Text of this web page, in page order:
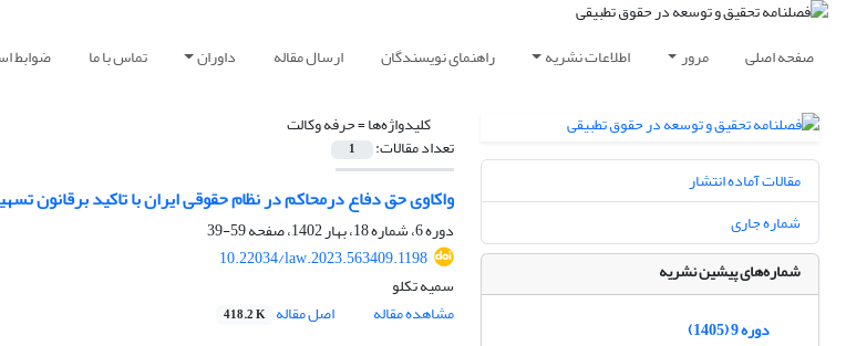
صفحه اصلی مرور اطلاعات نشریه راهنمای نویسندگان ارسال مقاله داوران تماس با ما ضوابط
کلیدواژه‌ها =حرفه وکالت
تعداد مقالات: 1
واکاوی حق دفاع درمحاکم در نظام حقوقی ایران با تاکید برقانون
دوره 6، شماره 18، بهار 1402، صفحه
59-39
10.22034/law.2023.563409.1198
سمیه تکلو
مشاهده مقاله
اصل مقاله 418.2 K
مقالات آماده انتشار
شماره جاری
شماره‌های پیشین نشریه
دوره 9 (1405)